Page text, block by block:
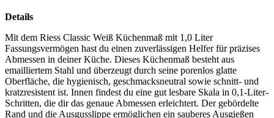
Details
Mit dem Riess Classic Weiß Küchenmaß mit 1,0 Liter
Fassungsvermögen hast du einen zuverlässigen Helfer für präzises
Abmessen in deiner Küche. Dieses Küchenmaß besteht aus
emailliertem Stahl und überzeugt durch seine porenlos glatte
Oberfläche, die hygienisch, geschmacksneutral sowie schnitt- und
kratzresistent ist. Innen findest du eine gut lesbare Skala in 0,1-Liter-
Schritten, die dir das genaue Abmessen erleichtert. Der gebördelte
Rand und die Ausgusslippe ermöglichen ein sauberes Ausgießen